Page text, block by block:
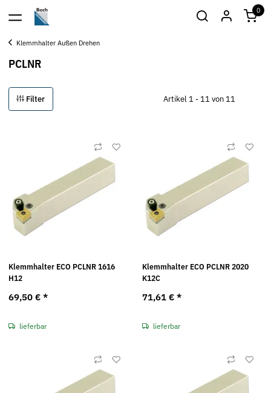
0
Klemmhalter Außen Drehen
PCLNR
Filter Artikel 1 - 11 von 11
Klemmhalter ECO PCLNR 1616
H12
69,50 € *
lieferbar
Klemmhalter ECO PCLNR 2020
K12C
71,61 € *
lieferbar